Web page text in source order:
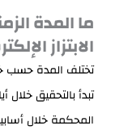
ما المدة
الابتزاز
تختلف المدة حسب
تبدأ بالتحقيق خلال
المحكمة خلال